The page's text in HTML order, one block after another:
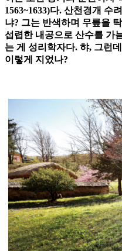
1563~1633)다. 산천경개 수
냐? 그는 반색하며 무릎을
섭렵한 내공으로 산수를 가
는 게 성리학자다. 햐, 그런
이렇게 지었나?